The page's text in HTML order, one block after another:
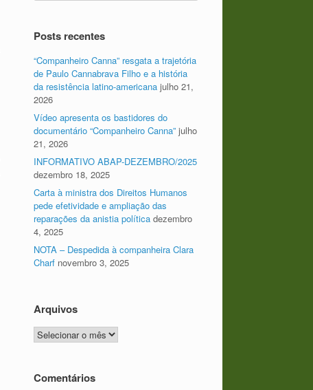
Posts recentes
“Companheiro Canna” resgata a trajetória
de Paulo Cannabrava Filho e a história
da resistência latino-americana julho 21,
2026
Vídeo apresenta os bastidores do
documentário “Companheiro Canna” julho
21, 2026
INFORMATIVO ABAP-DEZEMBRO/2025
dezembro 18, 2025
Carta à ministra dos Direitos Humanos
pede efetividade e ampliação das
reparações da anistia política dezembro
4, 2025
NOTA – Despedida à companheira Clara
Charf novembro 3, 2025
Arquivos
Arquivos
Comentários